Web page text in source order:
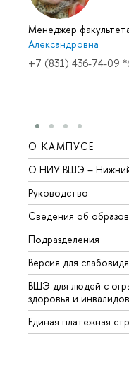
Менеджер
Александровна
+7 (831) 436-74-09
О КАМПУСЕ
О НИУ ВШЭ –
Руководство
Сведения об
Подразделения
Версия для
ВШЭ для людей с
здоровья и инвалидов
Единая платежная